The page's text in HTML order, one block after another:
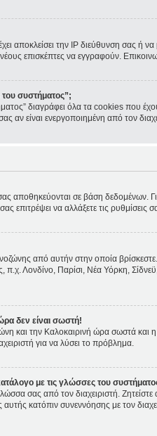
αποκλείσει την IP διεύθυνση σας ή
επισκέπτες να εγγραφούν.
συστήματος”;
διαγράφει όλα τα cookies που
σας αν είναι ενεργοποιημένη από τον
αποθηκεύονται σε βάση δεδομένων.
επιτρέψει να αλλάξετε τις ρυθμίσεις
από αυτήν στην οποία
π.χ. Λονδίνο, Παρίσι, Νέα Υόρκη,
δεν είναι σωστή!
και την Καλοκαιρινή ώρα σωστά
για να λύσει το πρόβλημα.
με τις γλώσσες του
σας από τον διαχειριστή.
κατόπιν συνεννόησης με τον